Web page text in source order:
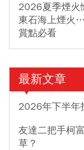
2026夏季煙火
東石海上煙火
賞點必看
最新文章
2026年下半年
友達二把手柯
草？